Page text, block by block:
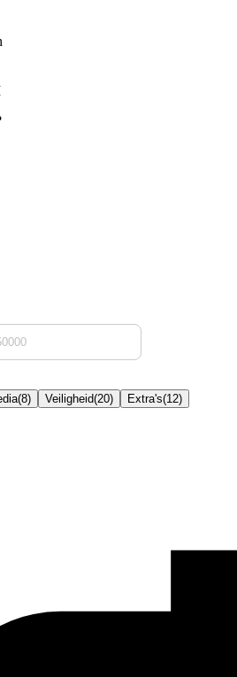
(8) Veiligheid(20) Extra's(12)